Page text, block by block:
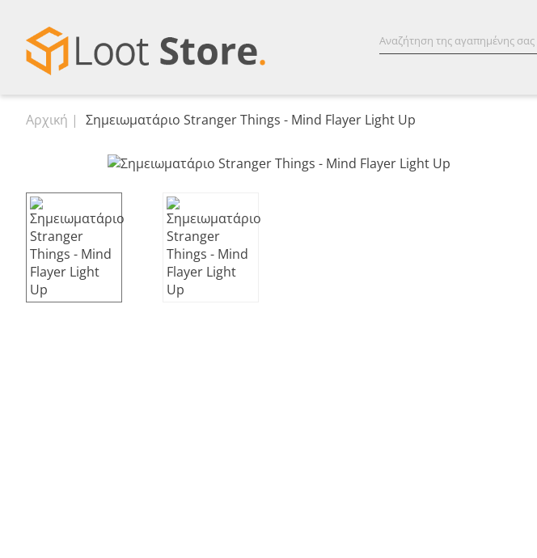
Αρχική Σημειωματάριο Stranger Things - Mind Flayer Light Up